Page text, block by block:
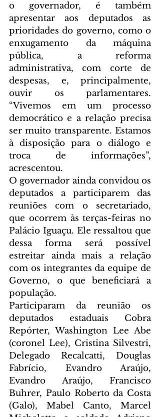
o governador, é também
apresentar aos deputados as
prioridades do governo, como o
enxugamento da máquina
pública, a reforma
administrativa, com corte de
despesas, e, principalmente,
ouvir os parlamentares.
“Vivemos em um processo
democrático e a relação precisa
ser muito transparente. Estamos
à disposição para o diálogo e
troca de informações”,
acrescentou.
O governador ainda convidou os
deputados a participarem das
reuniões com o secretariado,
que ocorrem às terças-feiras no
Palácio Iguaçu. Ele ressaltou que
dessa forma será possível
estreitar ainda mais a relação
com os integrantes da equipe de
Governo, o que beneficiará a
população.
Participaram da reunião os
deputados estaduais Cobra
Repórter, Washington Lee Abe
(coronel Lee), Cristina Silvestri,
Delegado Recalcatti, Douglas
Fabrício, Evandro Araújo,
Evandro Araújo, Francisco
Buhrer, Paulo Roberto da Costa
(Galo), Mabel Canto, Marcel